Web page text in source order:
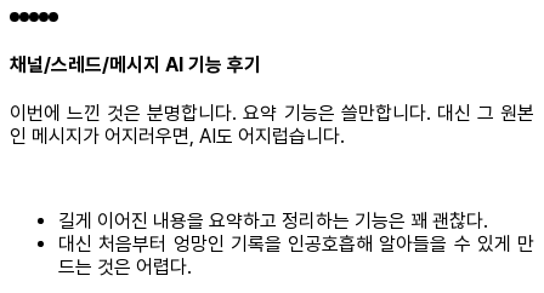
채널/스레드/메시지 AI 기능 후기
이번에 느낀 것은 분명합니다. 요약 기능은 쓸만합니다. 대신 그 원본
인 메시지가 어지러우면, AI도 어지럽습니다.
길게 이어진 내용을 요약하고 정리하는 기능은 꽤 괜찮다.
대신 처음부터 엉망인 기록을 인공호흡해 알아들을 수 있게 만
드는 것은 어렵다.